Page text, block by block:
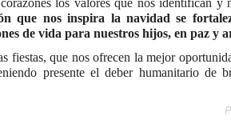
los valores que nos identifican y
que nos inspira la navidad se
de vida para nuestros hijos, en paz y
fiestas, que nos ofrecen la mejor
presente el deber humanitario de